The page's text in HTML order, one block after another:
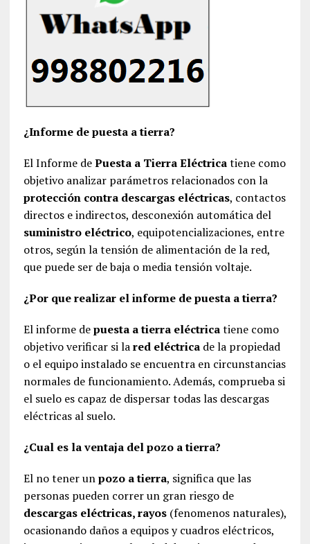
¿Informe de puesta a tierra?
El Informe dePuesta a Tierra Eléctricatiene como
objetivo analizar parámetros relacionados con la
protección contra descargas eléctricas, contactos
directos e indirectos, desconexión automática del
suministro eléctrico, equipotencializaciones, entre
otros, según la tensión de alimentación de la red,
que puede ser de baja o media tensión voltaje.
¿Por que realizar el informe de puesta a tierra?
El informe depuesta a tierra eléctricatiene como
objetivo verificar si lared eléctricade la propiedad
o el equipo instalado se encuentra en circunstancias
normales de funcionamiento. Además, comprueba si
el suelo es capaz de dispersar todas las descargas
eléctricas al suelo.
¿Cual es la ventaja del pozo a tierra?
El no tener unpozo a tierra, significa que las
personas pueden correr un gran riesgo de
descargas eléctricas, rayos(fenomenos naturales),
ocasionando daños a equipos y cuadros eléctricos,